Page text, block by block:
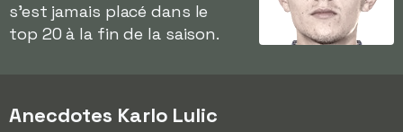
s'est jamais placé dans le
top 20 à la fin de la saison.
Anecdotes Karlo Lulic